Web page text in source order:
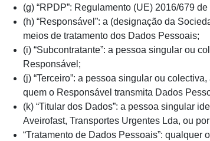
(g) “RPDP”: Regulamento (UE) 2016/679
(h) “Responsável”: a (designação da
meios de tratamento dos Dados Pessoais;
(i) “Subcontratante”: a pessoa singular ou
Responsável;
(j) “Terceiro”: a pessoa singular ou
quem o Responsável transmita Dados
(k) “Titular dos Dados”: a pessoa singular
Aveirofast, Transportes Urgentes Lda, ou
“Tratamento de Dados Pessoais”: